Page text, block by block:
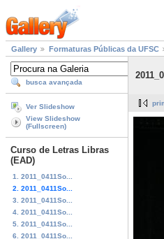
Gallery Formaturas Públicas da UFSC
busca avançada
Ver Slideshow
View Slideshow
(Fullscreen)
Curso de Letras Libras
(EAD)
1. 2011_0411So...
2. 2011_0411So...
3. 2011_0411So...
4. 2011_0411So...
5. 2011_0411So...
6. 2011_0411So...